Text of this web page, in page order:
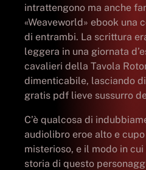
intrattengono ma anche
«Weaveworld» ebook una
di entrambi. La scrittura
leggera in una giornata
cavalieri della Tavola
dimenticabile, lasciando
gratis pdf lieve sussurro
C’è qualcosa di
audiolibro eroe alto e
misterioso, e il modo in cui
storia di questo